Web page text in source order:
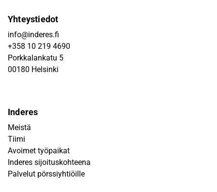
Yhteystiedot
info@inderes.fi
+358 10 219 4690
Porkkalankatu 5
00180 Helsinki
Inderes
Meistä
Tiimi
Avoimet työpaikat
Inderes sijoituskohteena
Palvelut pörssiyhtiöille